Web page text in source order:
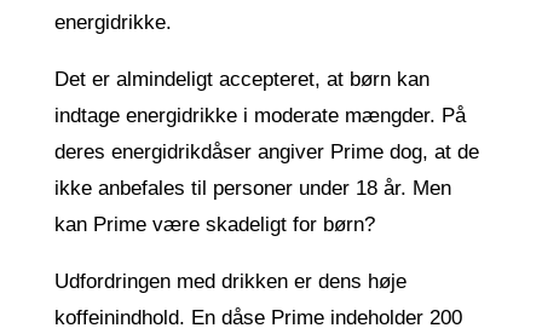
energidrikke.
Det er almindeligt accepteret, at børn kan
indtage energidrikke i moderate mængder. På
deres energidrikdåser angiver Prime dog, at de
ikke anbefales til personer under 18 år. Men
kan Prime være skadeligt for børn?
Udfordringen med drikken er dens høje
koffeinindhold. En dåse Prime indeholder 200